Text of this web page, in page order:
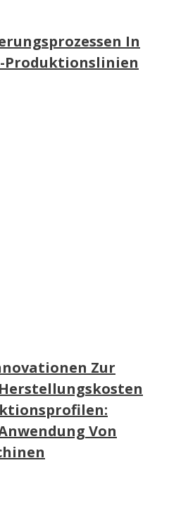
In
Produktionslinien
Zur
Von